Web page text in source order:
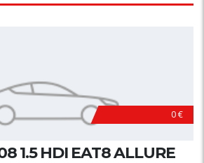
0 €
1.5 HDI EAT8 ALLURE